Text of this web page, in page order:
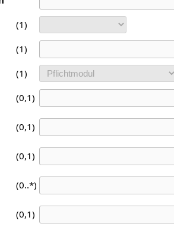
(1)
(1)
(1)
(0,1)
(0,1)
(0,1)
(0..*)
(0,1)